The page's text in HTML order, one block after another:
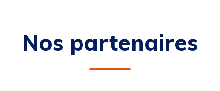
Nos partenaires